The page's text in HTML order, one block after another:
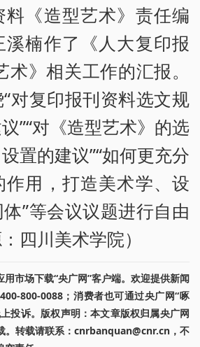
料《造型艺术》责任编
楠作了《人大复印报
术》相关工作的汇报。
对复印报刊资料选文规
”“对《造型艺术》的选
置的建议”“如何更充分
用，打造美术学、设
”等会议议题进行自由
四川美术学院）
市场下载“央广网”客户端。欢迎提供新闻
800-0088；消费者也可通过央广网“啄
投诉。版权声明：本文章版权归属央广网
。转载请联系：cnrbanquan@cnr.cn，不